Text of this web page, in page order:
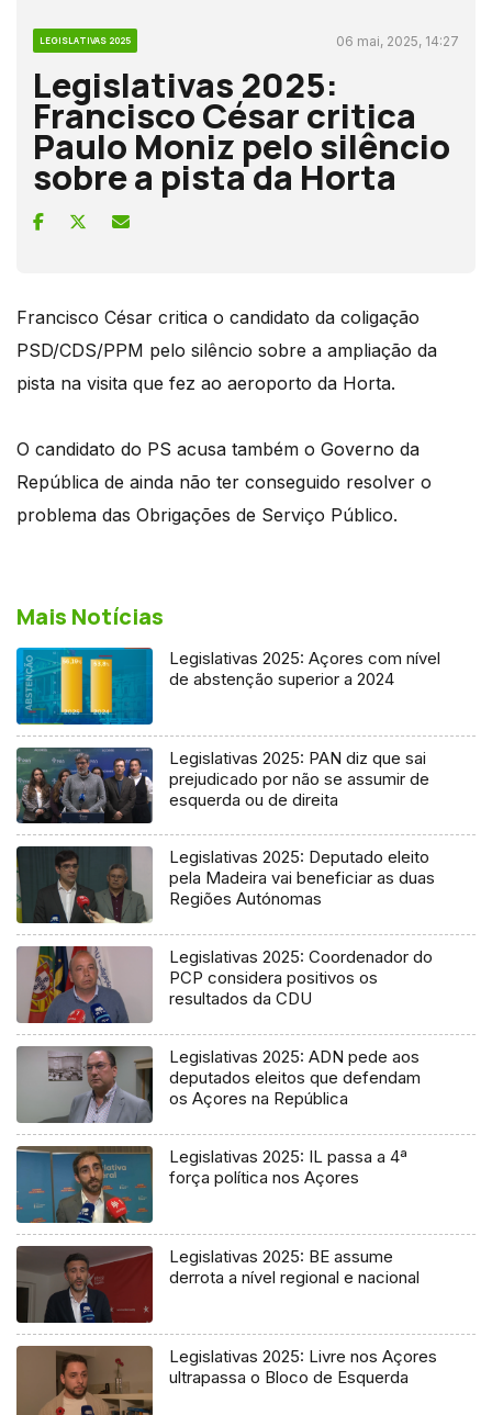
LEGISLATIVAS 2025 06 mai, 2025, 14:27
Legislativas 2025:
Francisco César critica
Paulo Moniz pelo silêncio
sobre a pista da Horta
Francisco César critica o candidato da coligação
PSD/CDS/PPM pelo silêncio sobre a ampliação da
pista na visita que fez ao aeroporto da Horta.
O candidato do PS acusa também o Governo da
República de ainda não ter conseguido resolver o
problema das Obrigações de Serviço Público.
Mais Notícias
Legislativas 2025: Açores com nível
de abstenção superior a 2024
Legislativas 2025: PAN diz que sai
prejudicado por não se assumir de
esquerda ou de direita
Legislativas 2025: Deputado eleito
pela Madeira vai beneficiar as duas
Regiões Autónomas
Legislativas 2025: Coordenador do
PCP considera positivos os
resultados da CDU
Legislativas 2025: ADN pede aos
deputados eleitos que defendam
os Açores na República
Legislativas 2025: IL passa a 4ª
força política nos Açores
Legislativas 2025: BE assume
derrota a nível regional e nacional
Legislativas 2025: Livre nos Açores
ultrapassa o Bloco de Esquerda